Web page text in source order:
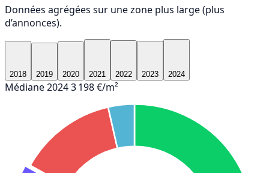
Données agrégées sur une zone plus large (plus
d’annonces).
2018 2019 2020 2021 2022 2023 2024
Médiane 20243 198 €/m²